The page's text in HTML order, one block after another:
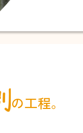
の工程。